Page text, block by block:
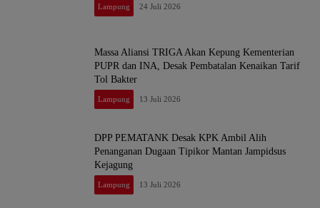
Lampung 24 Juli 2026
Massa Aliansi TRIGA Akan Kepung Kementerian
PUPR dan INA, Desak Pembatalan Kenaikan Tarif
Tol Bakter
Lampung 13 Juli 2026
DPP PEMATANK Desak KPK Ambil Alih
Penanganan Dugaan Tipikor Mantan Jampidsus
Kejagung
Lampung 13 Juli 2026